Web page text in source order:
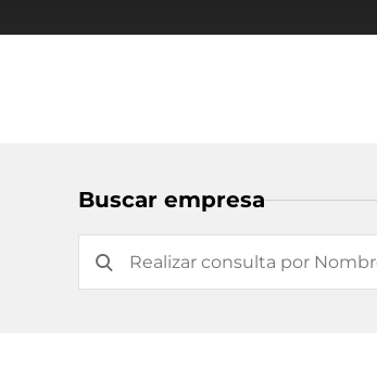
Buscar empresa